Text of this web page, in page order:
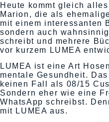
Heute kommt gleich
Marion, die als
mit einem interessanten
sondern auch
schreibt und mehrere
vor kurzem LUMEA
LUMEA ist eine Art
mentale Gesundheit.
keinen Fall als 08/15
Sondern eher wie eine
WhatsApp schreibst.
mit LUMEA aus.